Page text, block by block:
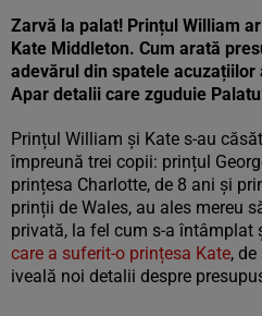
Zarvă la palat! Prințul William
Kate Middleton. Cum arată
adevărul din spatele acuzațiilor
Apar detalii care zguduie
Prințul William și Kate s-au
împreună trei copii: prințul
prințesa Charlotte, de 8 ani și
prinții de Wales, au ales mereu
privată, la fel cum s-a întâmplat
care a suferit-o prințesa Kate,
iveală noi detalii despre